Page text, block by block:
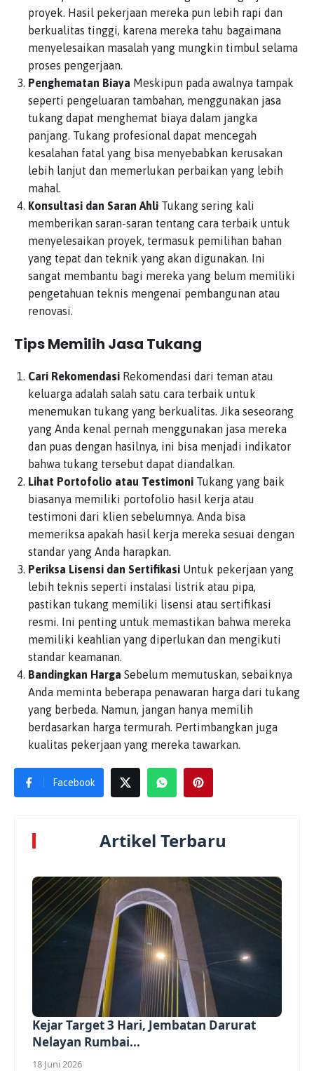
proyek. Hasil pekerjaan mereka pun lebih rapi dan
berkualitas tinggi, karena mereka tahu bagaimana
menyelesaikan masalah yang mungkin timbul selama
proses pengerjaan.
Penghematan Biaya Meskipun pada awalnya tampak
seperti pengeluaran tambahan, menggunakan jasa
tukang dapat menghemat biaya dalam jangka
panjang. Tukang profesional dapat mencegah
kesalahan fatal yang bisa menyebabkan kerusakan
lebih lanjut dan memerlukan perbaikan yang lebih
mahal.
Konsultasi dan Saran Ahli Tukang sering kali
memberikan saran-saran tentang cara terbaik untuk
menyelesaikan proyek, termasuk pemilihan bahan
yang tepat dan teknik yang akan digunakan. Ini
sangat membantu bagi mereka yang belum memiliki
pengetahuan teknis mengenai pembangunan atau
renovasi.
Tips Memilih Jasa Tukang
Cari Rekomendasi Rekomendasi dari teman atau
keluarga adalah salah satu cara terbaik untuk
menemukan tukang yang berkualitas. Jika seseorang
yang Anda kenal pernah menggunakan jasa mereka
dan puas dengan hasilnya, ini bisa menjadi indikator
bahwa tukang tersebut dapat diandalkan.
Lihat Portofolio atau Testimoni Tukang yang baik
biasanya memiliki portofolio hasil kerja atau
testimoni dari klien sebelumnya. Anda bisa
memeriksa apakah hasil kerja mereka sesuai dengan
standar yang Anda harapkan.
Periksa Lisensi dan Sertifikasi Untuk pekerjaan yang
lebih teknis seperti instalasi listrik atau pipa,
pastikan tukang memiliki lisensi atau sertifikasi
resmi. Ini penting untuk memastikan bahwa mereka
memiliki keahlian yang diperlukan dan mengikuti
standar keamanan.
Bandingkan Harga Sebelum memutuskan, sebaiknya
Anda meminta beberapa penawaran harga dari tukang
yang berbeda. Namun, jangan hanya memilih
berdasarkan harga termurah. Pertimbangkan juga
kualitas pekerjaan yang mereka tawarkan.
Facebook
Artikel Terbaru
Kejar Target 3 Hari, Jembatan Darurat
Nelayan Rumbai...
18 Juni 2026